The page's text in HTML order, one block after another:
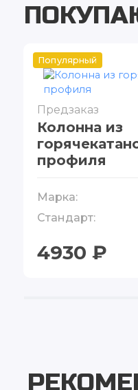
Популярный
Предзаказ
Колонна из
профиля
Марка:
Стандарт:
4930 ₽